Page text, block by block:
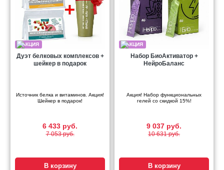
Дуэт белковых комплексов +
шейкер в подарок
Источник белка и витаминов. Акция!
Шейкер в подарок!
6 433 руб.
7 053 руб.
В корзину
Набор БиоАктиватор +
НейроБаланс
Акция! Набор функциональных
гелей со скидкой 15%!
9 037 руб.
10 631 руб.
В корзину